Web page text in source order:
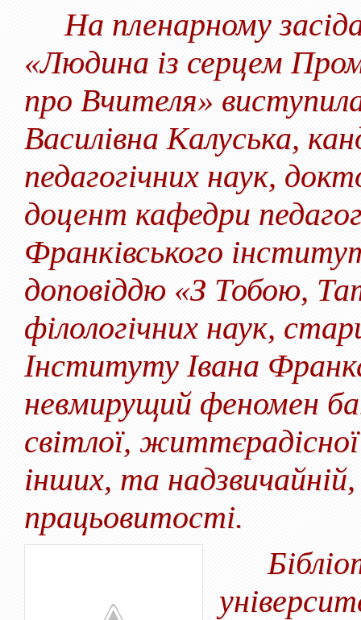
На пленарному
«Людина із серцем
про Вчителя»
Василівна Калуська,
педагогічних наук,
доцент кафедри
Франківського
доповіддю «З Тобою,
філологічних наук,
Інституту Івана
невмирущий феномен
світлої,
інших, та надзвичайній,
працьовитості.